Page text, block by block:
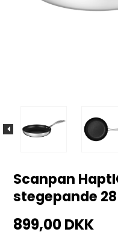
Scanpan
stegepande
899,00 DKK